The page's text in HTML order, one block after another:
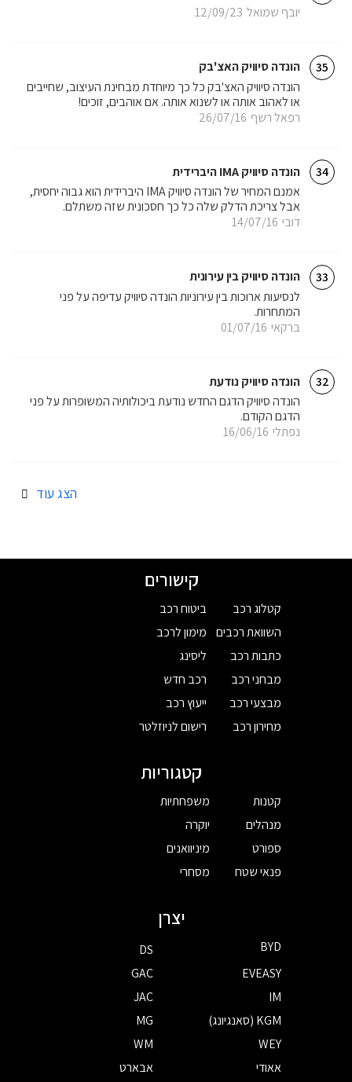
יובף שמואל 12/09/23
35 הונדה סיוויק האצ'בק
רפאל רשף 26/07/16
הונדה סיוויק האצ'בק כל כך מיוחדת מבחינת העיצוב, שחייבים
או לאהוב אותה או לשנוא אותה. אם אוהבים, זוכים!
34 הונדה סיוויק IMA היברידית
דובי 14/07/16
אמנם המחיר של הונדה סיוויק IMA היברידית הוא גבוה יחסית,
אבל צריכת הדלק שלה כל כך חסכונית שזה משתלם.
33 הונדה סיוויק בין עירונית
ברקאי 01/07/16
לנסיעות ארוכות בין עירוניות הונדה סיוויק עדיפה על פני
המתחרות.
32 הונדה סיוויק נודעת
נפתלי 16/06/16
הונדה סיוויק הדגם החדש נודעת ביכולותיה המשופרות על פני
הדגם הקודם.
הצג עוד
קישורים
קטלוג רכב
השוואת רכבים
כתבות רכב
מבחני רכב
מבצעי רכב
מחירון רכב
ביטוח רכב
מימון לרכב
ליסינג
רכב חדש
ייעוץ רכב
רישום לניוזלטר
קטגוריות
קטנות
מנהלים
ספורט
פנאי שטח
משפחתיות
יוקרה
מיניוואנים
מסחרי
יצרן
BYD
DS
EVEASY
GAC
IM
JAC
KGM (סאנגיונג)
MG
WEY
WM
אאודי
אבארט